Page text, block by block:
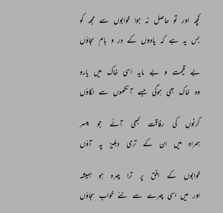
کچھ اور تو حاصل نہ ہوا خوابوں سے مجھ کو
بس یہ ہے کہ یادوں کے در و بام سجاؤں
بے قیمت و بے مایہ اسی خاک میں یارو
وہ خاک بھی ہوگی جسے آنکھوں سے لگاؤں
کرنوں کی رفاقت کبھی آئے جو
میسر
ہمراہ
میں ان کے تری دہلیز پہ آؤں
خوابوں کے افق پر ترا چہرہ ہو
ہمیشہ
اور میں اسی چہرے سے نئے خواب سجاؤں